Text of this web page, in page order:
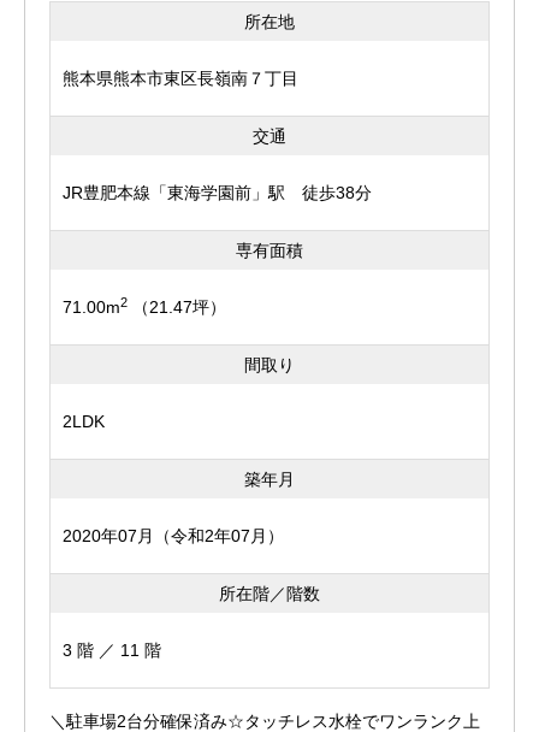
※現在居住中ですので内覧ご希望の際は日程調整が必要な
※ペット相談（飼育できるペットには規定がございます。
※緩衝区 月出小学校（約1,400ｍ）
物件は最新の情報を記載するよう心がけておりますが、
来客されました際にあわせてご紹介を行っているため、す
気になる物件がございましたら、お早めにお問合せくださ
いますようお願いいたします。
店まで959ｍ ・マルショク 子飼店まで982ｍ
で、予めご了承ください。>
所在地
熊本県熊本市東区長嶺南７丁目
交通
JR豊肥本線「東海学園前」駅 徒歩38分
専有面積
71.00m2 （21.47坪）
間取り
2LDK
築年月
2020年07月（令和2年07月）
所在階／階数
3 階 ／ 11 階
＼駐車場2台分確保済み☆タッチレス水栓でワンランク上